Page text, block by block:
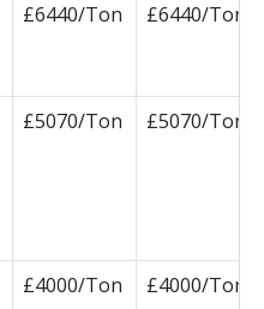
£6440/Ton £6440/Ton
£5070/Ton £5070/Ton
£4000/Ton £4000/Ton